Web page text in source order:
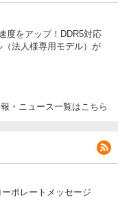
度をアップ！DDR5対応
法人様専用モデル）が
・ニュース一覧はこちら
ポレートメッセージ